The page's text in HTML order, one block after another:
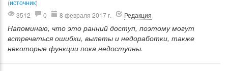
(источник)
3512
0 8 февраля 2017 г. Редакция
Напоминаю, что это ранний доступ, поэтому могут
встречаться ошибки, вылеты и недоработки, также
некоторые функции пока недоступны.